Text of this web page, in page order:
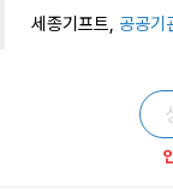
세종기프트, 공공기